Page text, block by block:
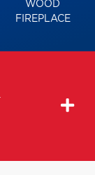
WOOD
FIREPLACE